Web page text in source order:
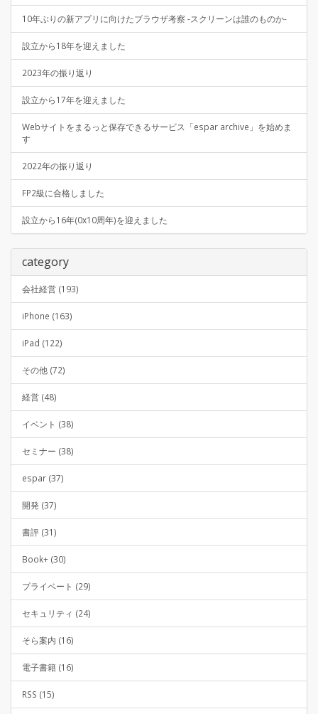
10年ぶりの新アプリに向けたブラウザ考察 -スクリーンは誰のものか-
設立から18年を迎えました
2023年の振り返り
設立から17年を迎えました
Webサイトをまるっと保存できるサービス「espar archive」を始めま
す
2022年の振り返り
FP2級に合格しました
設立から16年(0x10周年)を迎えました
category
会社経営 (193)
iPhone (163)
iPad (122)
その他 (72)
経営 (48)
イベント (38)
セミナー (38)
espar (37)
開発 (37)
書評 (31)
Book+ (30)
プライベート (29)
セキュリティ (24)
そら案内 (16)
電子書籍 (16)
RSS (15)